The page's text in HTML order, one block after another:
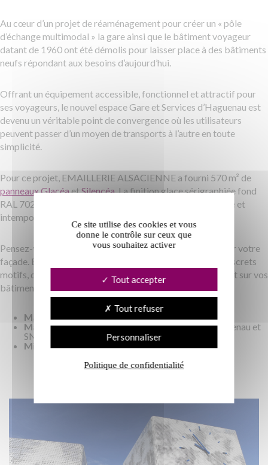
Au cœur d’un projet de réaménagement pour créer un « pôle
d’échange multimodal » la gare ainsi que le bâtiment voyageur
datant de 1960 ont été démolis pour laisser place à des bâtiments
neufs répondant aux besoins d’aujourd’hui.
Offrant un équipement accessible, fonctionnel et attractif pour
ses voyageurs, le nouvel espace Gare et Services d’Haguenau est
devenu un véritable point de convergence où les utilisateurs
peuvent passer d’un moyen de transports à l’autre en toute
simplicité.
Pour ce projet, EMAILLERIE ALSACIENNE a fourni 570 m² de
panneaux GlacéaetSilencéa.La finition glace sérigraphiée fond
RAL 7024 à motifs blancs confère une dimension élégante et
intemporelle à ce bâtiment.
Pensez-y : la sérigraphie est l’outil idéal pour personnaliser votre
façade. Elle se décline au gré de vos envies, à travers de discrets
motifs, des lettrages, ou dessine de véritables œuvres d’art sur vos
bâtiments.
Maître d’œuvre :Atelier Schall
Maître d’ouvrage :Communauté urbaine de Haguenau et
SNCF
Mise en œuvre :ES Gremmel
Ce site utilise des cookies et vous
donne le contrôle sur ceux que
vous souhaitez activer
Tout accepter
Tout refuser
Personnaliser
Politique de confidentialité